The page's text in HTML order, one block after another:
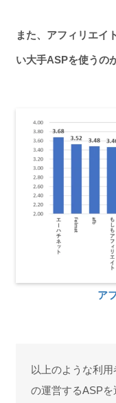
また、アフィリエイ
い大手ASPを使うの
ア
以上のような利
の運営するASP